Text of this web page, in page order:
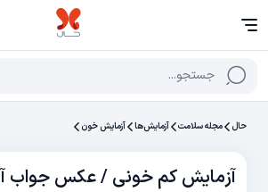
جستجو...
حال مجله سلامت آزمایش‌‌ها آزمایش خون
آزمایش کم خونی / عکس جواب